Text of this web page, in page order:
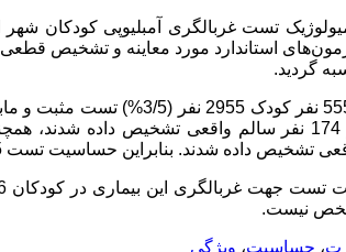
تست غربالگری آمبلیوپی کودکان
استاندارد مورد معاینه و تشخیص قطعی
گردید.
شخص نیست.
، حساسیت، ویژگی